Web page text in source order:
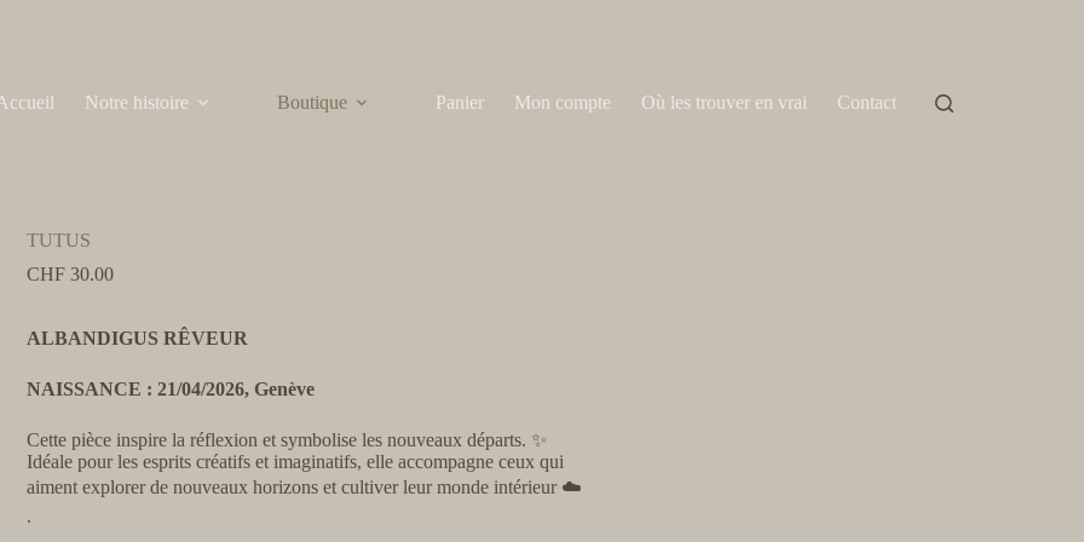
Notre histoire Boutique Panier Mon compte Où les trouver en vrai Contact
TUTUS
CHF30.00
ALBANDIGUS RÊVEUR
NAISSANCE : 21/04/2026, Genève
Cette pièce inspire la réflexion et symbolise les nouveaux départs. ✨
Idéale pour les esprits créatifs et imaginatifs, elle accompagne ceux qui
aiment explorer de nouveaux horizons et cultiver leur monde intérieur ☁️
.